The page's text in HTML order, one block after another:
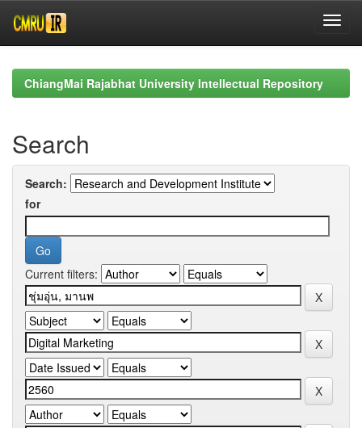
navigationChiangMai Rajabhat University Intellectual Repository
Search
Search:
for
Current filters: